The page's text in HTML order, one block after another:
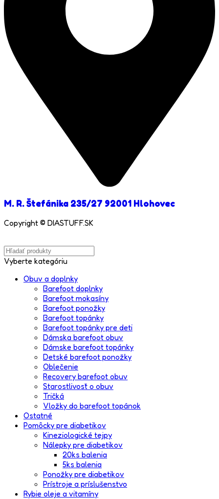
M. R. Štefánika 235/27 92001 Hlohovec
Copyright © DIASTUFF.SK
Vyberte kategóriu
Obuv a doplnky
Barefoot doplnky
Barefoot mokasíny
Barefoot ponožky
Barefoot topánky
Barefoot topánky pre deti
Dámska barefoot obuv
Dámske barefoot topánky
Detské barefoot ponožky
Oblečenie
Recovery barefoot obuv
Starostlivosť o obuv
Tričká
Vložky do barefoot topánok
Ostatné
Pomôcky pre diabetikov
Kineziologické tejpy
Nálepky pre diabetikov
20ks balenia
5ks balenia
Ponožky pre diabetikov
Prístroje a príslušenstvo
Rybie oleje a vitamíny